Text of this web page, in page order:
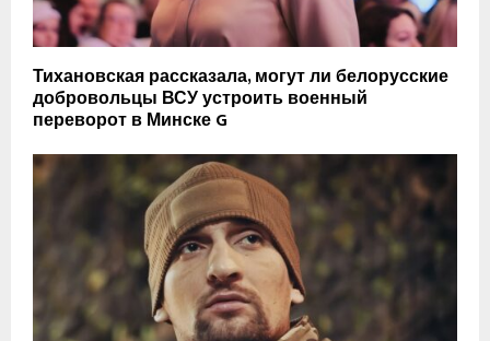
Тихановская рассказала, могут ли белорусские
добровольцы ВСУ устроить военный
переворот в Минске G